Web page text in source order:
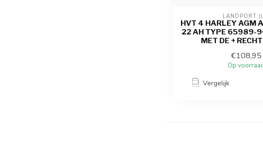
LANDPORT
HVT 4 HARLEY AGM
22 AH TYPE 65989-
MET DE +
€108,95
Op
Vergelijk